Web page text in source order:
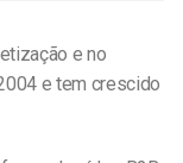
e no
e tem crescido